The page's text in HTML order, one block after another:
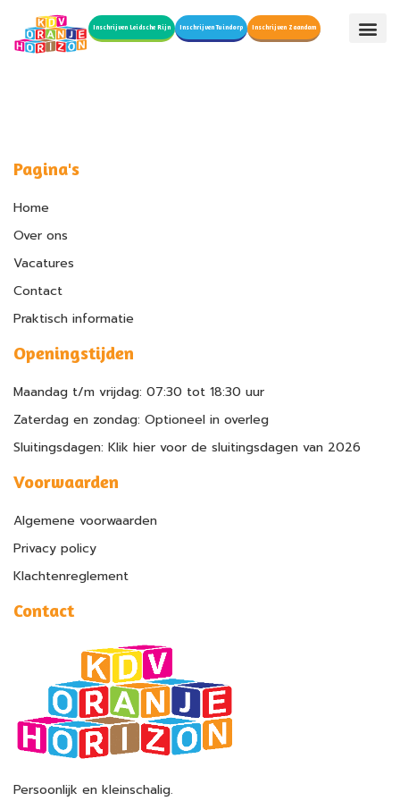
Inschrijven Leidsche Rijn Inschrijven Tuindorp Inschrijven Zaandam
Pagina's
Home
Over ons
Vacatures
Contact
Praktisch informatie
Openingstijden
Maandag t/m vrijdag: 07:30 tot 18:30 uur
Zaterdag en zondag: Optioneel in overleg
Sluitingsdagen: Klik hier voor de sluitingsdagen van 2026
Voorwaarden
Algemene voorwaarden
Privacy policy
Klachtenreglement
Contact
Persoonlijk en kleinschalig.